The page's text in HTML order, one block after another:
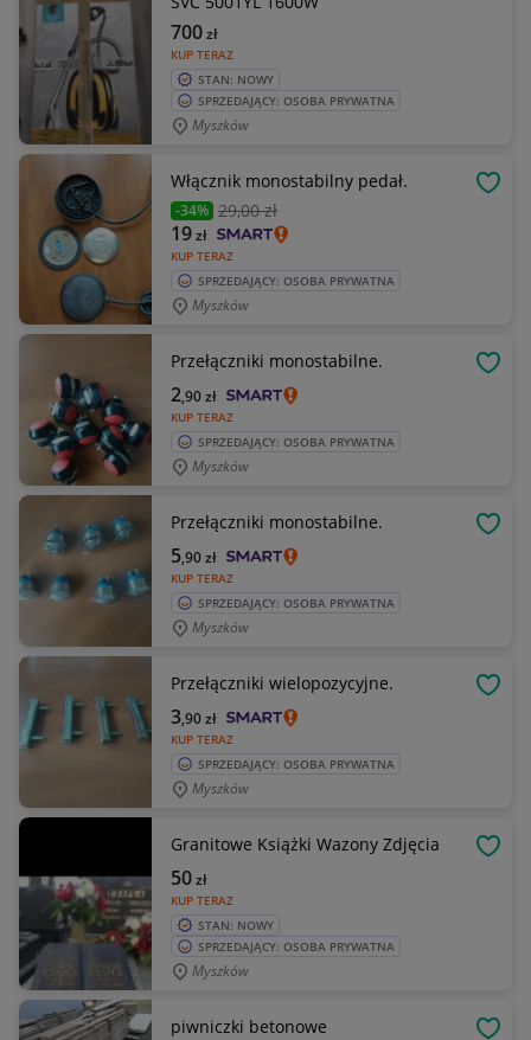
KUP TERAZ
700zł
STAN: NOWY
SPRZEDAJĄCY: OSOBA PRYWATNA
Myszków
Włącznik monostabilny pedał.
-34% 29,00 zł
KUP TERAZ
19zł
SPRZEDAJĄCY: OSOBA PRYWATNA
Myszków
Przełączniki monostabilne.
KUP TERAZ
2,90zł
SPRZEDAJĄCY: OSOBA PRYWATNA
Myszków
Przełączniki monostabilne.
KUP TERAZ
5,90zł
SPRZEDAJĄCY: OSOBA PRYWATNA
Myszków
Przełączniki wielopozycyjne.
KUP TERAZ
3,90zł
SPRZEDAJĄCY: OSOBA PRYWATNA
Myszków
Granitowe Książki Wazony Zdjęcia
KUP TERAZ
50zł
STAN: NOWY
SPRZEDAJĄCY: OSOBA PRYWATNA
Myszków
piwniczki betonowe